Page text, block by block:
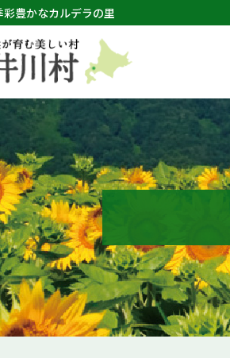
豊かなカルデラの里